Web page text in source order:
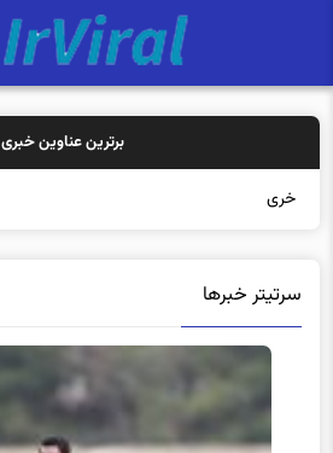
برترین عناوین خبری
خرید بیمه: سن
سرتیتر خبرها